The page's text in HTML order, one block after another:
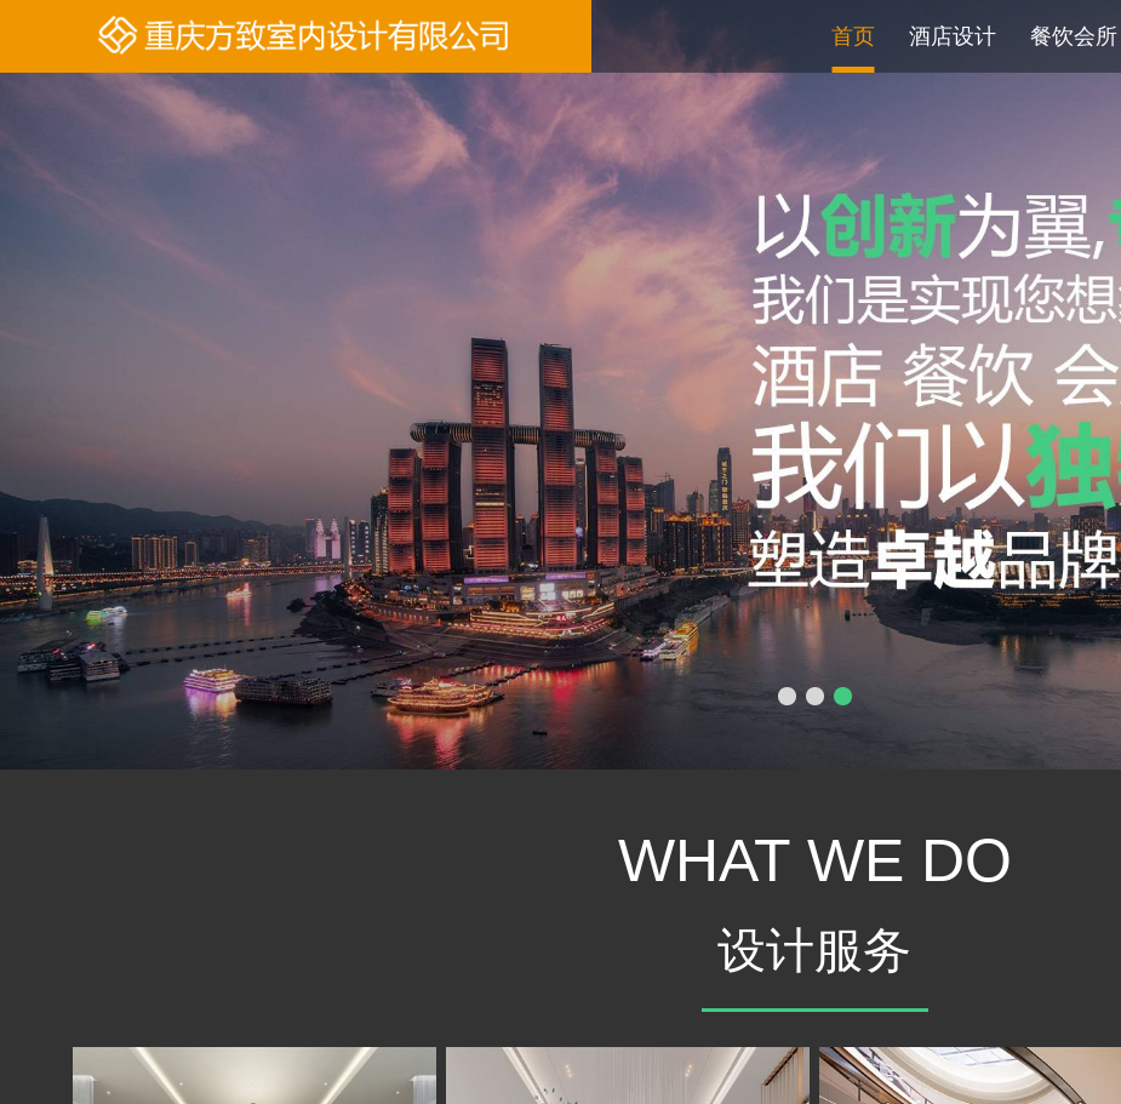
首页 酒店设计 餐饮会所
WHAT WE DO
设计服务